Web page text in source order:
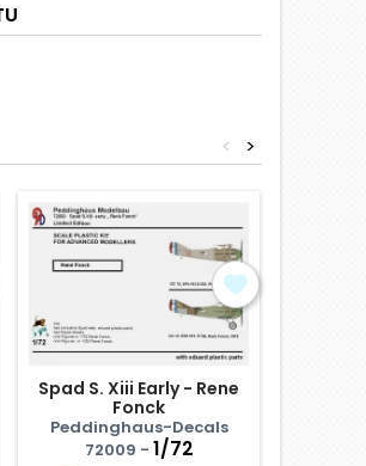
>
<
Spad S. Xiii Early - Rene
Fonck
Peddinghaus-Decals
72009 - 1/72